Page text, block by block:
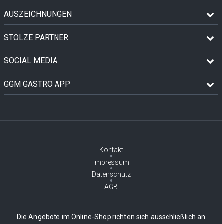
AUSZEICHNUNGEN
STOLZE PARTNER
SOCIAL MEDIA
GGM GASTRO APP
Kontakt
Impressum
Datenschutz
AGB
Die Angebote im Online-Shop richten sich ausschließlich an